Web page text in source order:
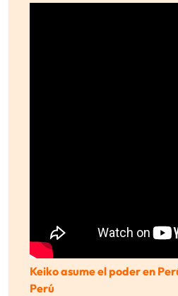
Keiko asume el poder en
Perú